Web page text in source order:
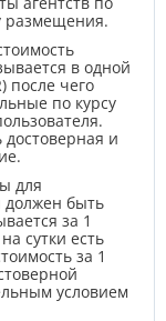
размещения.
в одной
после чего
по курсу
и
для
должен быть
за 1
сутки есть
за 1
условием